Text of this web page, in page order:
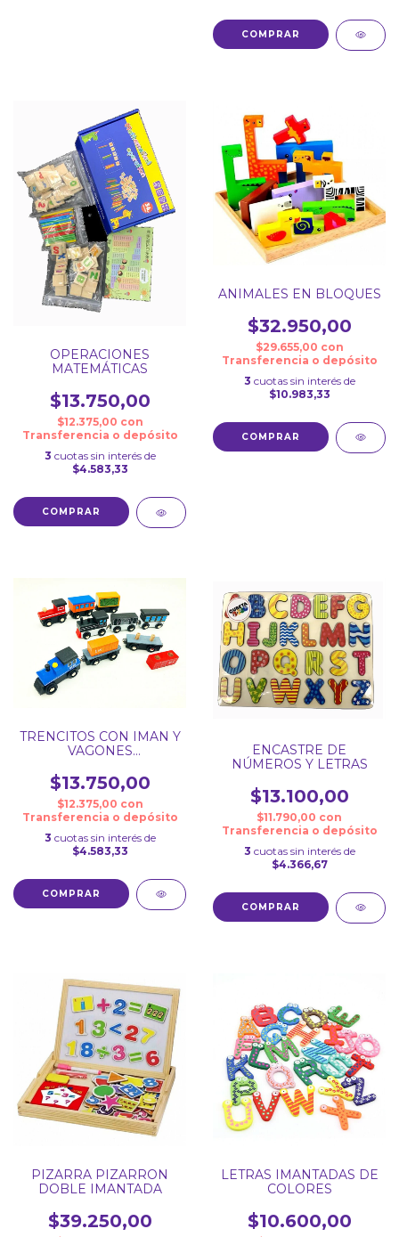
COMPRAR
OPERACIONES
MATEMÁTICAS
$13.750,00
$12.375,00 con
Transferencia o depósito
3 cuotas sin interés de
$4.583,33
ANIMALES EN BLOQUES
$32.950,00
$29.655,00 con
Transferencia o depósito
3 cuotas sin interés de
$10.983,33
TRENCITOS CON IMAN Y
VAGONES
$13.750,00
$12.375,00 con
Transferencia o depósito
3 cuotas sin interés de
$4.583,33
ENCASTRE DE
NÚMEROS Y LETRAS
$13.100,00
$11.790,00 con
Transferencia o depósito
3 cuotas sin interés de
$4.366,67
COMPRAR
PIZARRA PIZARRON
DOBLE IMANTADA
$39.250,00
LETRAS IMANTADAS DE
COLORES
$10.600,00